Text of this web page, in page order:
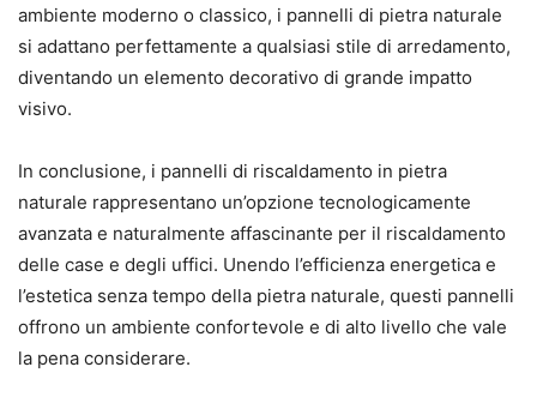
ambiente moderno o classico, i pannelli di pietra naturale
si adattano perfettamente a qualsiasi stile di arredamento,
diventando un elemento decorativo di grande impatto
visivo.
In conclusione, i pannelli di riscaldamento in pietra
naturale rappresentano un’opzione tecnologicamente
avanzata e naturalmente affascinante per il riscaldamento
delle case e degli uffici. Unendo l’efficienza energetica e
l’estetica senza tempo della pietra naturale, questi pannelli
offrono un ambiente confortevole e di alto livello che vale
la pena considerare.